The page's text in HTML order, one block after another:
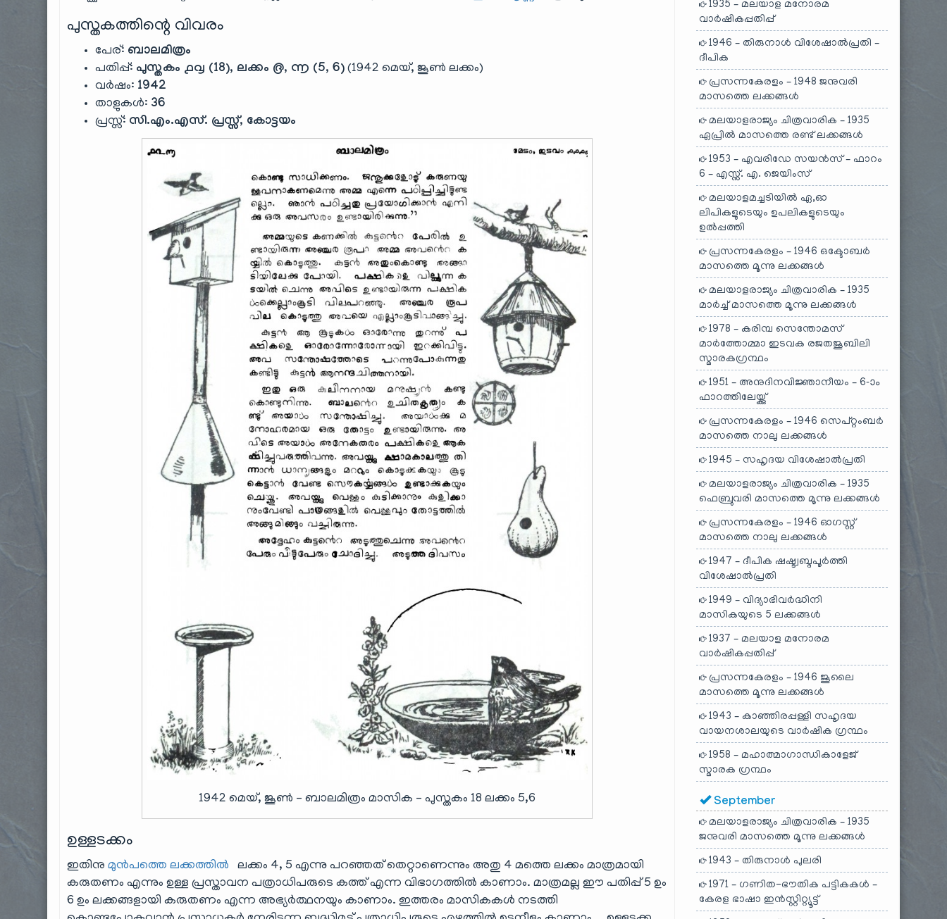
പുസ്തകത്തിന്റെ വിവരം
പേര്: ബാലമിത്രം
പതിപ്പ്: പുസ്തകം ൧൮ (18), ലക്കം ൫, ൬ (5, 6) (1942 മെയ്, ജൂൺ ലക്കം)
വർഷം: 1942
താളുകൾ: 36
പ്രസ്സ്: സി.എം.എസ്. പ്രസ്സ്, കോട്ടയം
1942 മെയ്, ജൂൺ – ബാലമിത്രം മാസിക – പുസ്തകം 18 ലക്കം 5,6
ഉള്ളടക്കം
ഇതിനുമുൻപത്തെ ലക്കത്തിൽ ലക്കം 4, 5 എന്നു പറഞ്ഞത് തെറ്റാണെന്നും അതു 4 മത്തെ ലക്കം മാത്രമായി
കരുതണം എന്നും ഉള്ള പ്രസ്താവന പത്രാധിപരുടെ കത്ത് എന്ന വിഭാഗത്തിൽ കാണാം. മാത്രമല്ല ഈ പതിപ്പ് 5 ഉം
6 ഉം ലക്കങ്ങളായി കരുതണം എന്ന അഭ്യർത്ഥനയും കാണാം. ഇത്തരം മാസികകൾ നടത്തി
1935 – മലയാള മനോരമ
വാർഷികപ്പതിപ്പ്
1946 – തിരുനാൾ വിശേഷാൽപ്രതി –
ദീപിക
പ്രസന്നകേരളം – 1948 ജനുവരി
മാസത്തെ ലക്കങ്ങൾ
മലയാളരാജ്യം ചിത്രവാരിക – 1935
ഏപ്രിൽ മാസത്തെ രണ്ട് ലക്കങ്ങൾ
1953 – എവരിഡേ സയൻസ് – ഫാറം
6 – എസ്സ്. എ. ജെയിംസ്
മലയാളമച്ചടിയിൽ ഏ,ഓ
ലിപികളുടെയും ഉപലികളുടെയും
ഉൽപ്പത്തി
പ്രസന്നകേരളം – 1946 ഒക്ടോബർ
മാസത്തെ മൂന്നു ലക്കങ്ങൾ
മലയാളരാജ്യം ചിത്രവാരിക – 1935
മാർച്ച് മാസത്തെ മൂന്നു ലക്കങ്ങൾ
1978 – കരിമ്പ സെന്തോമസ്
മാർത്തോമ്മാ ഇടവക രജതജൂബിലി
സ്മാരകഗ്രന്ഥം
1951 – അനുദിനവിജ്ഞാനീയം – 6-ാം
ഫാറത്തിലേയ്ക്കു്
പ്രസന്നകേരളം – 1946 സെപ്റ്റംബർ
മാസത്തെ നാലു ലക്കങ്ങൾ
1945 – സഹൃദയ വിശേഷാൽപ്രതി
മലയാളരാജ്യം ചിത്രവാരിക – 1935
ഫെബ്രുവരി മാസത്തെ മൂന്നു ലക്കങ്ങൾ
പ്രസന്നകേരളം – 1946 ഓഗസ്റ്റ്
മാസത്തെ നാലു ലക്കങ്ങൾ
1947 – ദീപിക ഷഷ്ട്വബ്ദപൂർത്തി
വിശേഷാൽപ്രതി
1949 – വിദ്യാഭിവർദ്ധിനി
മാസികയുടെ 5 ലക്കങ്ങൾ
1937 – മലയാള മനോരമ
വാർഷികപ്പതിപ്പ്
പ്രസന്നകേരളം – 1946 ജൂലൈ
മാസത്തെ മൂന്നു ലക്കങ്ങൾ
1943 – കാഞ്ഞിരപ്പള്ളി സഹൃദയ
വായനശാലയുടെ വാർഷിക ഗ്രന്ഥം
1958 – മഹാത്മാഗാന്ധികാളേജ്
സ്മാരക ഗ്രന്ഥം
September
മലയാളരാജ്യം ചിത്രവാരിക – 1935
ജനുവരി മാസത്തെ മൂന്നു ലക്കങ്ങൾ
1943 – തിരുനാൾ പുലരി
1971 – ഗണിത-ഭൗതിക പട്ടികകൾ –
കേരള ഭാഷാ ഇൻസ്റ്റിറ്റ്യൂട്ട്